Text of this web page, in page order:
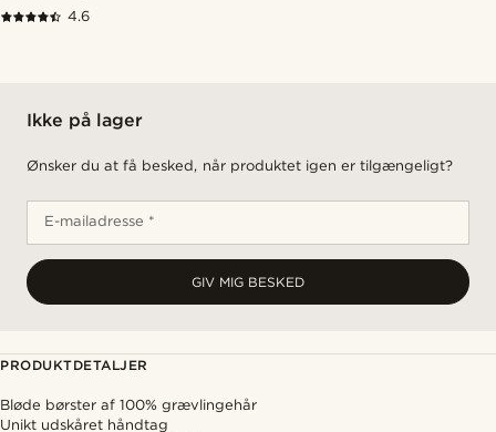
4.6
Ikke på lager
Ønsker du at få besked, når produktet igen er tilgængeligt?
E-mailadresse *
GIV MIG BESKED
PRODUKTDETALJER
Bløde børster af 100% grævlingehår
Unikt udskåret håndtag